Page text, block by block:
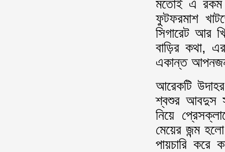
মতোই এ রকম
ফুটফরমাশ
সিগারেট আর
বাড়ির কথা,
একান্ত
আরেকটি
শ্বশুর আবদুস
নিয়ে
মেয়ের জন্ম
পায়চারি করে